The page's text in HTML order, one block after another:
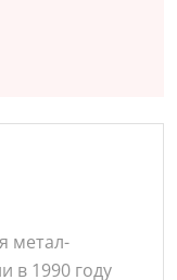
метал-
в 1990 году